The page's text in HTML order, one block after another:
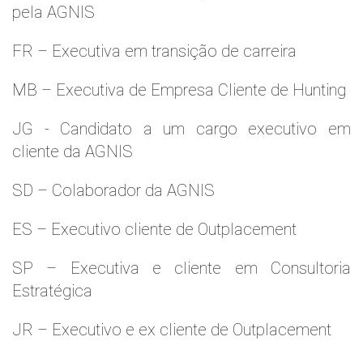
pela AGNIS
FR – Executiva em transição de carreira
MB – Executiva de Empresa Cliente de Hunting
JG - Candidato a um cargo executivo em
cliente da AGNIS
SD – Colaborador da AGNIS
ES – Executivo cliente de Outplacement
SP – Executiva e cliente em Consultoria
Estratégica
JR – Executivo e ex cliente de Outplacement